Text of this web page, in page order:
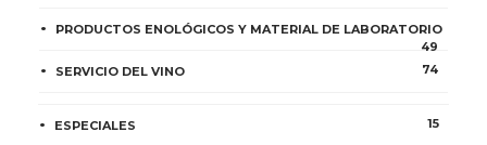
PRODUCTOS ENOLÓGICOS Y MATERIAL DE LABORATORIO
49
SERVICIO DEL VINO
74
ESPECIALES 15